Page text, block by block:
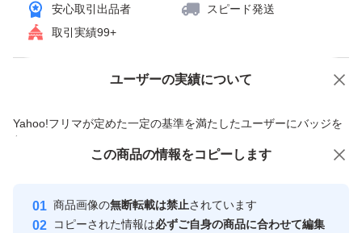
安心取引出品者
スピード発送
取引実績99+
ユーザーの実績について
Yahoo!フリマが定めた一定の基準を満たしたユーザーにバッジを
付与しています
安心取引出品者
心・安全なユーザーです
価格の相談 商品への質問
この商品の情報をコピーします
商品画像の無断転載は禁止されています
コピーされた情報は必ずご自身の商品に合わせて編集
この商品をみている人にオススメ